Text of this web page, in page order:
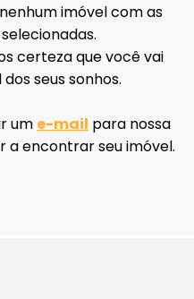
imóvel com as
certeza que você vai
seus sonhos.
um e-mail para nossa
a encontrar seu imóvel.